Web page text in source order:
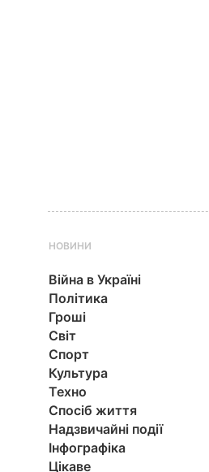
НОВИНИ
Війна в Україні
Політика
Гроші
Світ
Спорт
Культура
Техно
Спосіб життя
Надзвичайні події
Інфографіка
Цікаве